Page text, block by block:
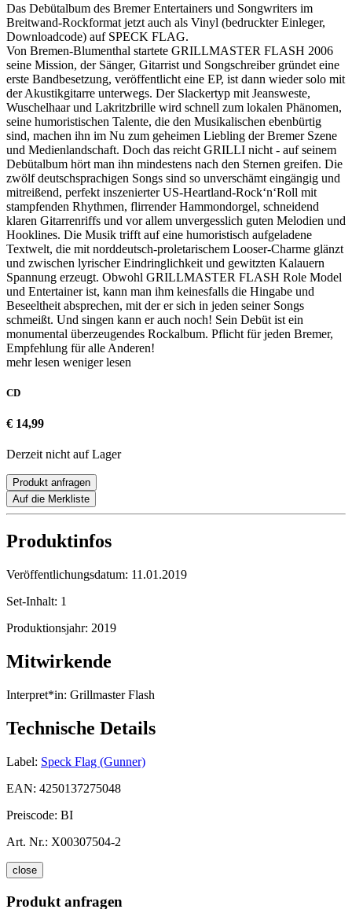
Das Debütalbum des Bremer Entertainers und Songwriters im
Breitwand-Rockformat jetzt auch als Vinyl (bedruckter Einleger,
Downloadcode) auf SPECK FLAG.
Von Bremen-Blumenthal startete GRILLMASTER FLASH 2006
seine Mission, der Sänger, Gitarrist und Songschreiber gründet eine
erste Bandbesetzung, veröffentlicht eine EP, ist dann wieder solo mit
der Akustikgitarre unterwegs. Der Slackertyp mit Jeansweste,
Wuschelhaar und Lakritzbrille wird schnell zum lokalen Phänomen,
seine humoristischen Talente, die den Musikalischen ebenbürtig
sind, machen ihn im Nu zum geheimen Liebling der Bremer Szene
und Medienlandschaft. Doch das reicht GRILLI nicht - auf seinem
Debütalbum hört man ihn mindestens nach den Sternen greifen. Die
zwölf deutschsprachigen Songs sind so unverschämt eingängig und
mitreißend, perfekt inszenierter US-Heartland-Rock‘n‘Roll mit
stampfenden Rhythmen, flirrender Hammondorgel, schneidend
klaren Gitarrenriffs und vor allem unvergesslich guten Melodien und
Hooklines. Die Musik trifft auf eine humoristisch aufgeladene
Textwelt, die mit norddeutsch-proletarischem Looser-Charme glänzt
und zwischen lyrischer Eindringlichkeit und gewitzten Kalauern
Spannung erzeugt. Obwohl GRILLMASTER FLASH Role Model
und Entertainer ist, kann man ihm keinesfalls die Hingabe und
Beseeltheit absprechen, mit der er sich in jeden seiner Songs
schmeißt. Und singen kann er auch noch! Sein Debüt ist ein
monumental überzeugendes Rockalbum. Pflicht für jeden Bremer,
Empfehlung für alle Anderen!
mehr lesen weniger lesen
CD
€ 14,99
Derzeit nicht auf Lager
Produkt anfragen
Auf die Merkliste
Produktinfos
Veröffentlichungsdatum: 11.01.2019
Set-Inhalt: 1
Produktionsjahr: 2019
Mitwirkende
Interpret*in: Grillmaster Flash
Technische Details
Label: Speck Flag (Gunner)
EAN: 4250137275048
Preiscode: BI
Art. Nr.: X00307504-2
close
Produkt anfragen